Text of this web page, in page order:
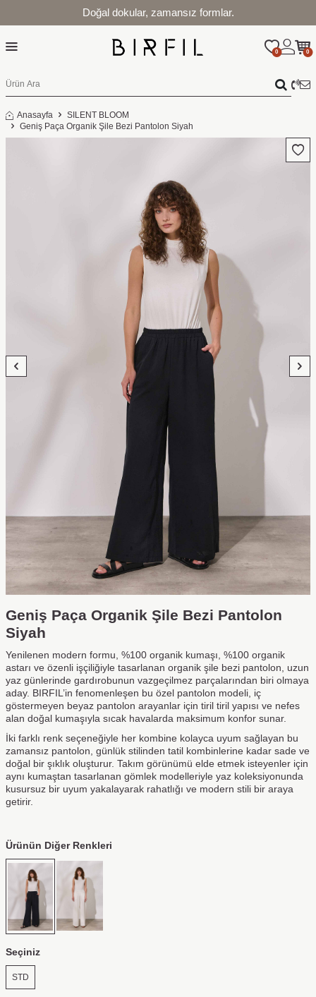
Doğal dokular, zamansız formlar.
0 0
Anasayfa
SILENT BLOOM
Geniş Paça Organik Şile Bezi Pantolon Siyah
Geniş Paça Organik Şile Bezi Pantolon
Siyah
Yenilenen modern formu, %100 organik kumaşı, %100 organik
astarı ve özenli işçiliğiyle tasarlanan organik şile bezi pantolon, uzun
yaz günlerinde gardırobunun vazgeçilmez parçalarından biri olmaya
aday. BIRFIL’in fenomenleşen bu özel pantolon modeli, iç
göstermeyen beyaz pantolon arayanlar için tiril tiril yapısı ve nefes
alan doğal kumaşıyla sıcak havalarda maksimum konfor sunar.
İki farklı renk seçeneğiyle her kombine kolayca uyum sağlayan bu
zamansız pantolon, günlük stilinden tatil kombinlerine kadar sade ve
doğal bir şıklık oluşturur. Takım görünümü elde etmek isteyenler için
aynı kumaştan tasarlanan gömlek modelleriyle yaz koleksiyonunda
kusursuz bir uyum yakalayarak rahatlığı ve modern stili bir araya
getirir.
Ürünün Diğer Renkleri
Seçiniz
STD